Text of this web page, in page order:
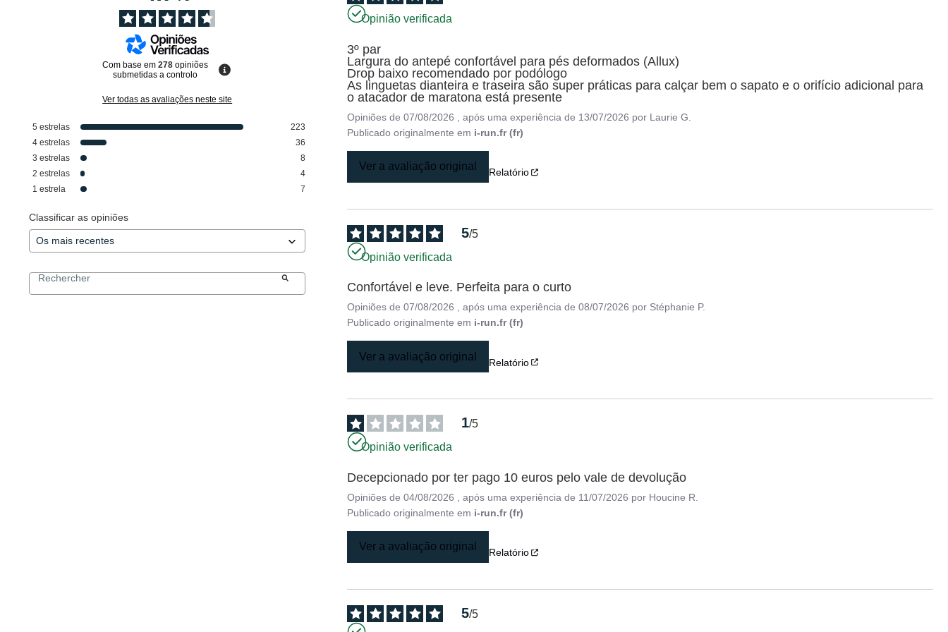
Com base em278 opiniões
submetidas a controlo
Ver todas as avaliações neste site
5 estrelas
223
4 estrelas
36
3 estrelas
8
2 estrelas
4
1 estrela 7
Classificar as opiniões
Opinião verificada
3º par
Largura do antepé confortável para pés deformados (Allux)
Drop baixo recomendado por podólogo
As linguetas dianteira e traseira são super práticas para calçar bem o sapato e o orifício adicional para
o atacador de maratona está presente
Opiniões de07/08/2026 , após uma experiência de 13/07/2026 por Laurie G.
Publicado originalmente em i-run.fr (fr)
Ver a avaliação original Relatório
5/5
Opinião verificada
Confortável e leve. Perfeita para o curto
Opiniões de07/08/2026 , após uma experiência de08/07/2026 por Stéphanie P.
Publicado originalmente em i-run.fr (fr)
Ver a avaliação original Relatório
1/5
Opinião verificada
Decepcionado por ter pago 10 euros pelo vale de devolução
Opiniões de04/08/2026 , após uma experiência de 11/07/2026 por Houcine R.
Publicado originalmente em i-run.fr (fr)
Ver a avaliação original Relatório
5/5